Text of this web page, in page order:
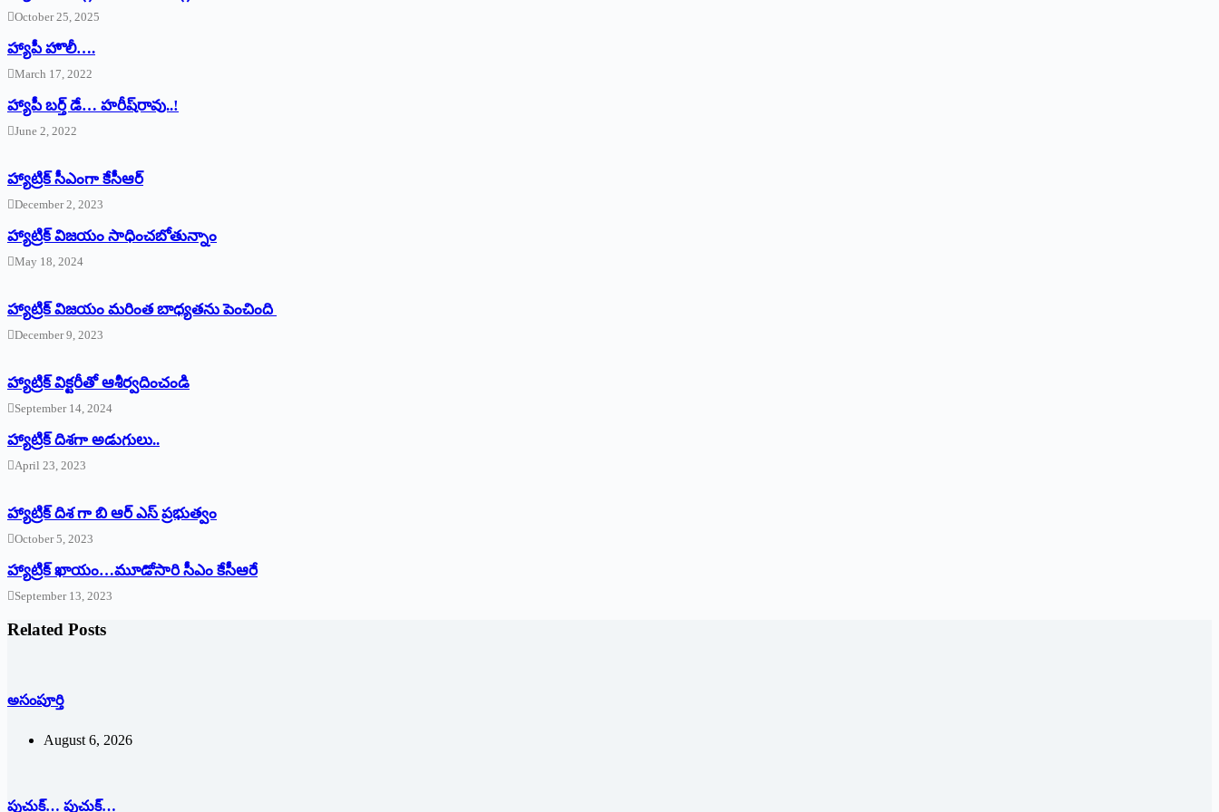
October 25, 2025
హ్యాపీ హొలీ….
March 17, 2022
హ్యాపీ బర్త్ ‌డే… హరీష్‌రావు..!
June 2, 2022
హ్యాట్రిక్‌ ‌సీఎంగా కేసీఆర్‌
December 2, 2023
హ్యాట్రిక్‌ విజయం సాధించబోతున్నాం
May 18, 2024
హ్యాట్రిక్ విజయం మరింత బాధ్యతను పెంచింది
December 9, 2023
హ్యాట్రిక్‌ ‌విక్టరీతో ఆశీర్వదించండి
September 14, 2024
‌హ్యాట్రిక్‌ ‌దిశగా అడుగులు..
April 23, 2023
హ్యాట్రిక్ దిశ గా బి ఆర్ ఎస్ ప్రభుత్వం
October 5, 2023
హ్యాట్రిక్‌ ‌ఖాయం…మూడోసారి సీఎం కేసీఆరే
September 13, 2023
Related Posts
అసంపూర్తి
August 6, 2026
పుచుక్… పుచుక్…